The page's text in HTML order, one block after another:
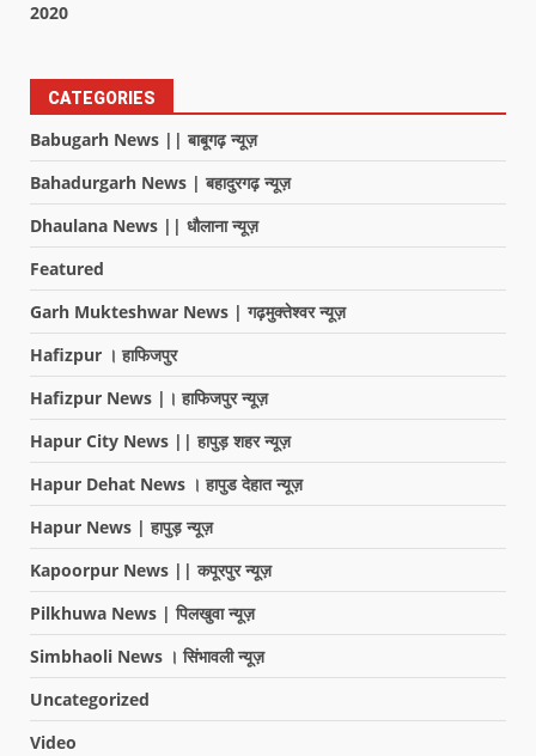
2020
CATEGORIES
Babugarh News || बाबूगढ़ न्यूज़
Bahadurgarh News | बहादुरगढ़ न्यूज़
Dhaulana News || धौलाना न्यूज़
Featured
Garh Mukteshwar News | गढ़मुक्तेश्वर न्यूज़
Hafizpur । हाफिजपुर
Hafizpur News |। हाफिजपुर न्यूज़
Hapur City News || हापुड़ शहर न्यूज़
Hapur Dehat News । हापुड देहात न्यूज़
Hapur News | हापुड़ न्यूज़
Kapoorpur News || कपूरपुर न्यूज़
Pilkhuwa News | पिलखुवा न्यूज़
Simbhaoli News । सिंभावली न्यूज़
Uncategorized
Video